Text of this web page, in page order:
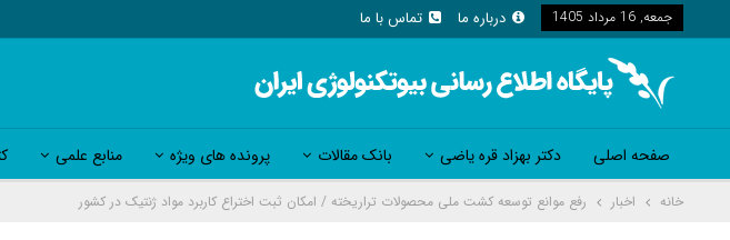
جمعه, 16 مرداد 1405 درباره ما تماس با ما
صفحه اصلی دکتر بهزاد قره یاضی بانک مقالات پرونده های ویژه منابع علمی
خانه اخبار رفع موانع توسعه کشت ملی محصولات تراریخته / امکان ثبت اختراع کاربرد مواد ژنتیک در کشور